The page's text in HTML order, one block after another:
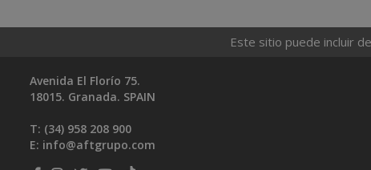
Este sitio puede incluir
Avenida El Florío 75.
18015. Granada. SPAIN
T: (34) 958 208 900
E: info@aftgrupo.com